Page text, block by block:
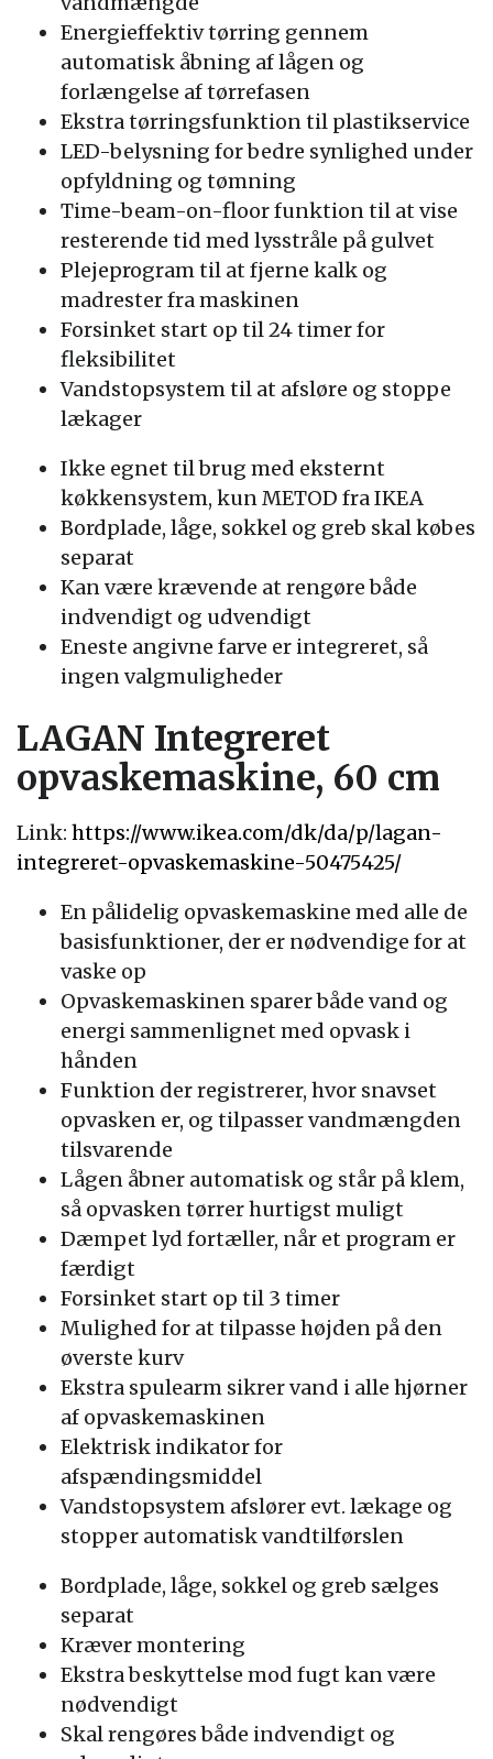
Energieffektiv tørring gennem
automatisk åbning af lågen og
forlængelse af tørrefasen
Ekstra tørringsfunktion til plastikservice
LED-belysning for bedre synlighed under
opfyldning og tømning
Time-beam-on-floor funktion til at vise
resterende tid med lysstråle på gulvet
Plejeprogram til at fjerne kalk og
madrester fra maskinen
Forsinket start op til 24 timer for
fleksibilitet
Vandstopsystem til at afsløre og stoppe
lækager
Ikke egnet til brug med eksternt
køkkensystem, kun METOD fra IKEA
Bordplade, låge, sokkel og greb skal købes
separat
Kan være krævende at rengøre både
indvendigt og udvendigt
Eneste angivne farve er integreret, så
ingen valgmuligheder
LAGAN Integreret
opvaskemaskine, 60 cm
Link: https://www.ikea.com/dk/da/p/lagan-
integreret-opvaskemaskine-50475425/
En pålidelig opvaskemaskine med alle de
basisfunktioner, der er nødvendige for at
vaske op
Opvaskemaskinen sparer både vand og
energi sammenlignet med opvask i
hånden
Funktion der registrerer, hvor snavset
opvasken er, og tilpasser vandmængden
tilsvarende
Lågen åbner automatisk og står på klem,
så opvasken tørrer hurtigst muligt
Dæmpet lyd fortæller, når et program er
færdigt
Forsinket start op til 3 timer
Mulighed for at tilpasse højden på den
øverste kurv
Ekstra spulearm sikrer vand i alle hjørner
af opvaskemaskinen
Elektrisk indikator for
afspændingsmiddel
Vandstopsystem afslører evt. lækage og
stopper automatisk vandtilførslen
Bordplade, låge, sokkel og greb sælges
separat
Kræver montering
Ekstra beskyttelse mod fugt kan være
nødvendigt
Skal rengøres både indvendigt og